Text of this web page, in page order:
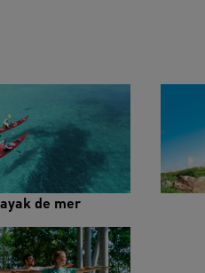
de mer